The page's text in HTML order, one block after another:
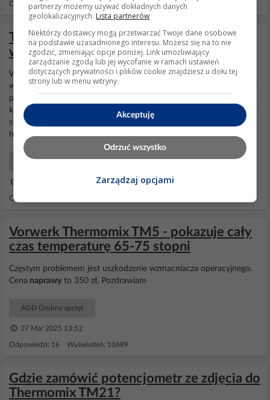
Odpowiedzi: 7 Wyświetleń: 1392
Thermomix Vorwerk 212-1 - zwarcie -
winny warystor, czy silnik ?
Witam mam do naprawyThermomix Vorwerk 21/2-1 Urządzenie
wogole się nie włączało nie działał panel okazało się że jest upalony
pin AC na wejściu zasilacza Do pinu tego podłączony jest warystor
kondensator filtrujacy transformator i brązowym przewód idący do
silnika Tak wyglądało uszkodzenie
https://obrazki.elektroda.pl/5225150500_...
AGD Drobny sprzęt
Odpowiedzi: 4 Wyświetleń: 276
Vorwerk Thermomix TM5 - pokazuje cały
czas temperaturę 65-75 stopni
Częstym problemem jest uszkodzenie wzmacniacza operacyjnego.
Cena naprawy to 350 zł. Pozdrawiam
AGD Drobny sprzęt
27 Mar 2025 13:52
Odpowiedzi: 16 Wyświetleń: 10689
Gdzie zamówić potencjometr ze zdjęcia do
Thermomix TM21?
partnerzy możemy używać dokładnych danych
geolokalizacyjnych. Lista partnerów
Niektórzy dostawcy mogą przetwarzać Twoje dane osobowe
na podstawie uzasadnionego interesu. Możesz się na to nie
zgodzić, zmieniając opcje poniżej. Link umożliwiający
zarządzanie zgodą lub jej wycofanie w ramach ustawień
dotyczących prywatności i plików cookie znajdziesz u dołu tej
strony lub w menu witryny.
Akceptuję
Odrzuć wszystko
Zarządzaj opcjami